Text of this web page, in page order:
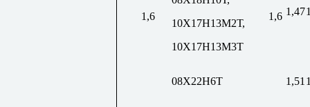
1,6 1,6
10Х17Н13М2Т,
10Х17Н13М3Т
1,47
08Х22Н6Т 1,51